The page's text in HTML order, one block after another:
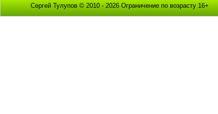
Сергей Тулупов © 2010 - 2026 Ограничение по возрасту 16+